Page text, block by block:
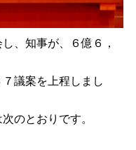
、知事が、６億６，
議案を上程しまし
のとおりです。